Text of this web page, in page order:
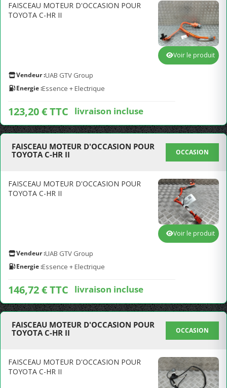
FAISCEAU MOTEUR D'OCCASION POUR
TOYOTA C-HR II
Vendeur :UAB GTV Group
Energie :Essence + Electrique
123,20 € TTC livraison incluse
Voir le produit
FAISCEAU MOTEUR D'OCCASION POUR
TOYOTA C-HR II
OCCASION
FAISCEAU MOTEUR D'OCCASION POUR
TOYOTA C-HR II
Vendeur :UAB GTV Group
Energie :Essence + Electrique
146,72 € TTC livraison incluse
Voir le produit
FAISCEAU MOTEUR D'OCCASION POUR
TOYOTA C-HR II
OCCASION
FAISCEAU MOTEUR D'OCCASION POUR
TOYOTA C-HR II